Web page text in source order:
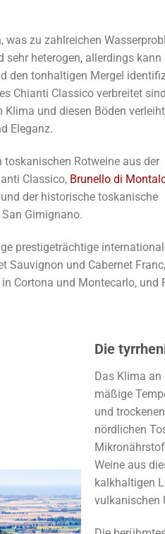
was zu zahlreichen
sehr heterogen, allerdings kann
den tonhaltigen Mergel
Chianti Classico verbreitet
und diesen Böden
Eleganz.
toskanischen Rotweine aus der
Classico, Brunello di
der historische toskanische
Gimignano.
prestigeträchtige
Sauvignon und Cabernet Franc,
Cortona und Montecarlo, und
Die
Das Klima
mäßige
und
nördlichen
Weine aus
kalkhaltigen
vulkanischen